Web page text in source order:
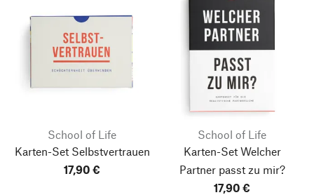
School of Life
Karten-Set Selbstvertrauen
17,90 €
School of Life
Karten-Set Welcher
Partner passt zu mir?
17,90 €